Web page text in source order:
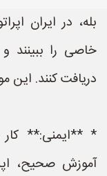
بله، در ایران
خاصی را ببینند و
دریافت کنند. این
* **ایمنی:** کار
آموزش صحیح،